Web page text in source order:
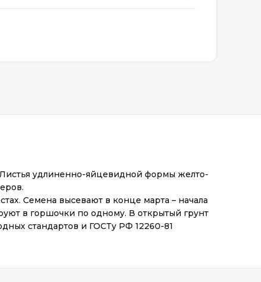
удлиненно-яйцевидной формы желто-
Семена высевают в конце марта – начала
в горшочки по одному. В открытый грунт
стандартов и ГОСТу РФ 12260-81